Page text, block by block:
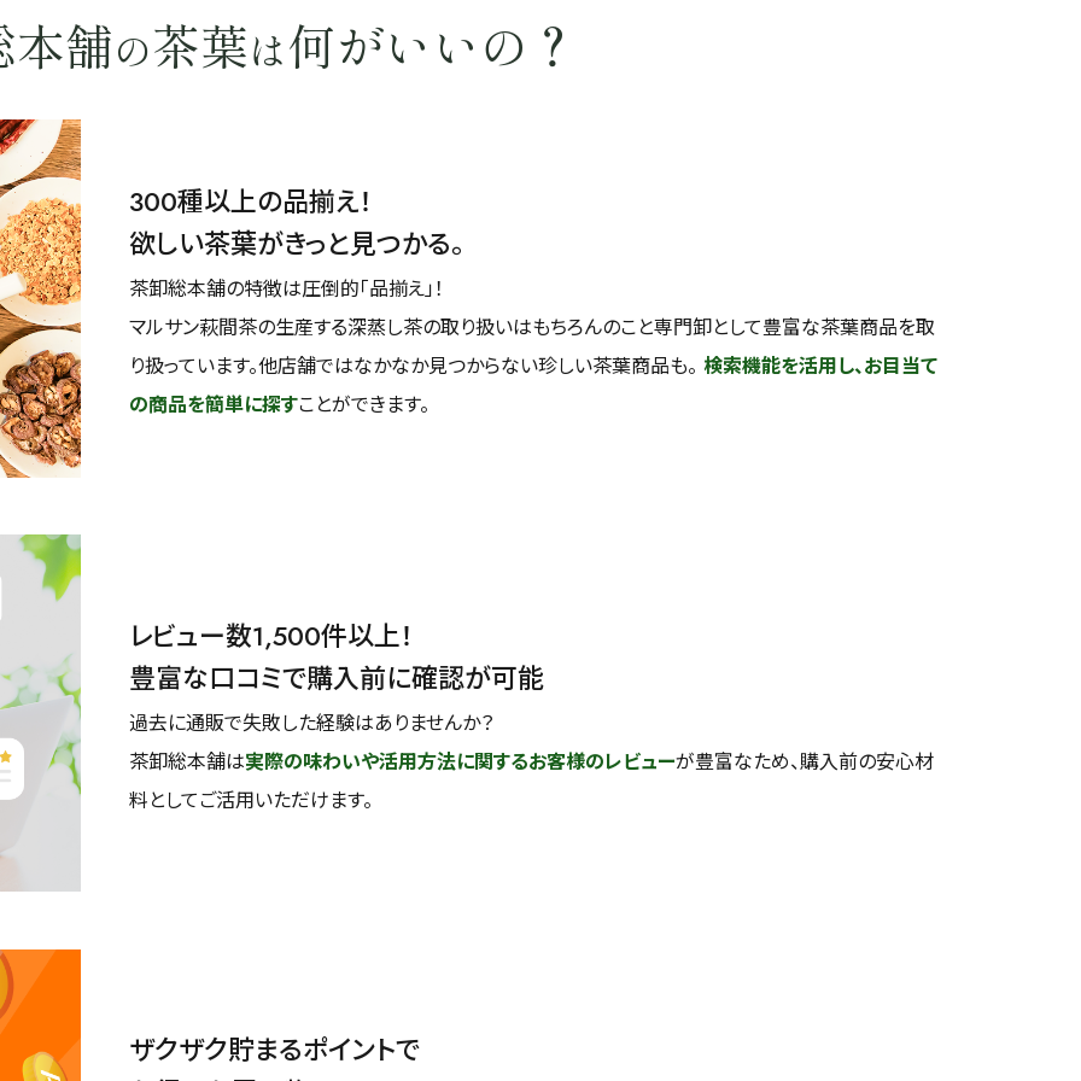
本舗の茶葉は何がいいの？
300種以上の品揃え！
欲しい茶葉がきっと見つかる。
茶卸総本舗の特徴は圧倒的「品揃え」！
マルサン萩間茶の生産する深蒸し茶の取り扱いはもちろんのこと専門卸として豊富な茶葉商品を取
り扱っています。他店舗ではなかなか見つからない珍しい茶葉商品も。検索機能を活用し、お目当て
の商品を簡単に探すことができます。
レビュー数1,500件以上！
豊富な口コミで購入前に確認が可能
過去に通販で失敗した経験はありませんか？
茶卸総本舗は実際の味わいや活用方法に関するお客様のレビューが豊富なため、購入前の安心材
料としてご活用いただけます。
ザクザク貯まるポイントで